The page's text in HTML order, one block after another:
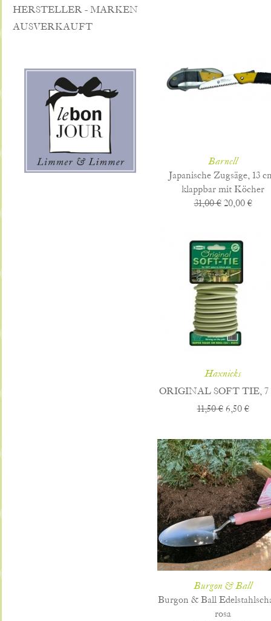
HERSTELLER - MARKEN
AUSVERKAUFT
Barnell
Japanische Zugsäge, 13
klappbar mit Köcher
31,00 € 20,00 €
Haxnicks
ORIGINAL SOFT TIE, 7
11,50 € 6,50 €
Burgon & Ball
Burgon & Ball
rosa